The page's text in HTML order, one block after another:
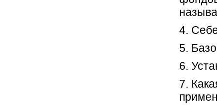
4.
5.
6.
7.